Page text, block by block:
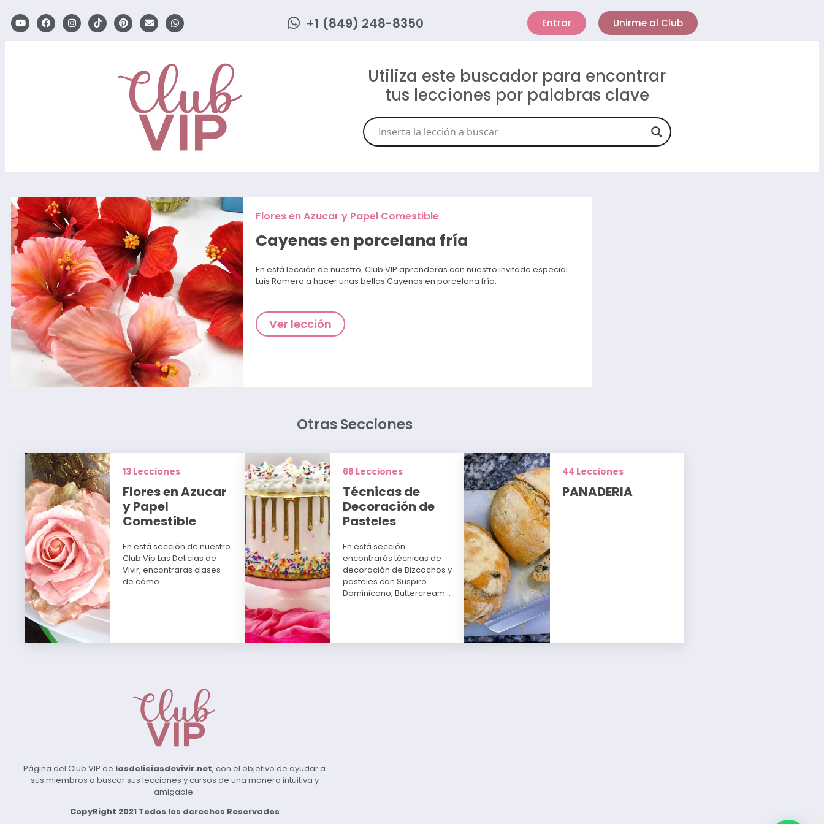
+1 (849) 248-8350 Entrar Unirme al Club
Utiliza este buscador para encontrar
tus lecciones por palabras clave
Flores en Azucar y Papel Comestible
Cayenas en porcelana fría
En está lección de nuestro Club VIP aprenderás con nuestro invitado especial
Luis Romero a hacer unas bellas Cayenas en porcelana fría.
Ver lección
Otras Secciones
13 Lecciones
Flores en Azucar
y Papel
Comestible
En está sección de nuestro
Club Vip Las Delicias de
Vivir, encontraras clases
de cómo…
68 Lecciones
Técnicas de
Decoración de
Pasteles
En está sección
encontrarás técnicas de
decoración de Bizcochos y
pasteles con Suspiro
Dominicano, Buttercream…
44 Lecciones
PANADERIA
Página del Club VIP de lasdeliciasdevivir.net, con el objetivo de ayudar a
sus miembros a buscar sus lecciones y cursos de una manera intuitiva y
amigable.
CopyRight 2021 Todos los derechos Reservados